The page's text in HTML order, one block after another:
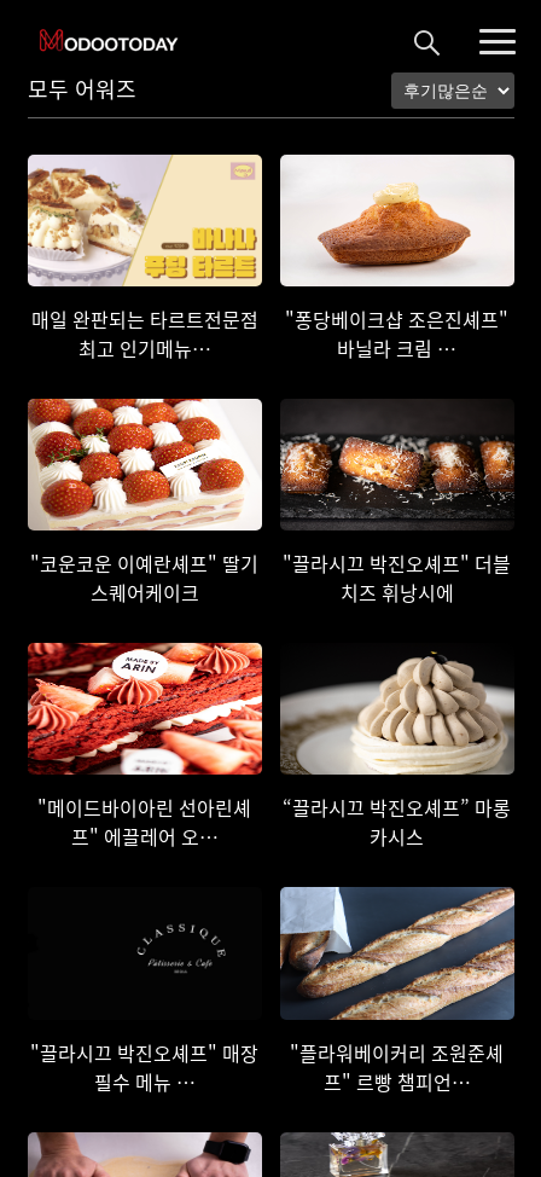
모두 어워즈
매일 완판되는 타르트전문점
최고 인기메뉴…
"퐁당베이크샵 조은진셰프"
바닐라 크림 …
"코운코운 이예란셰프" 딸기
스퀘어케이크
"끌라시끄 박진오셰프" 더블
치즈 휘낭시에
"메이드바이아린 선아린셰
프" 에끌레어 오…
“끌라시끄 박진오셰프” 마롱
카시스
"끌라시끄 박진오셰프" 매장
필수 메뉴 …
"플라워베이커리 조원준셰
프" 르빵 챔피언…